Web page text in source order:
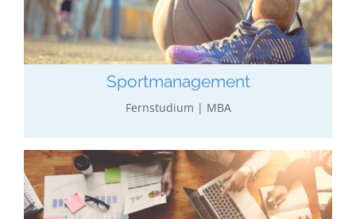
Sport­­management
Fernstudium | MBA
Allgemeines wirtschaftliches Studium verbunden
mit der Geschichte, Organisation und Psychologie
des Sports und Aspekten der Gesundheit.
mehr erfahren…
Marketing